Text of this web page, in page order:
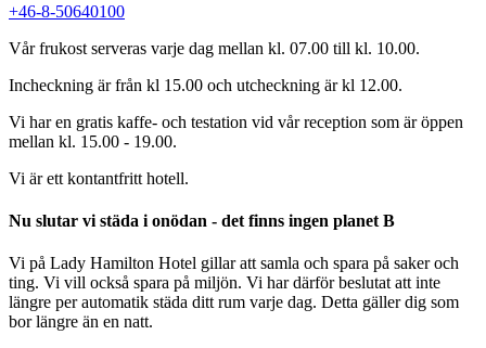
+46-8-50640100
Vår frukost serveras varje dag mellan kl. 07.00 till kl. 10.00.
Incheckning är från kl 15.00 och utcheckning är kl 12.00.
Vi har en gratis kaffe- och testation vid vår reception som är öppen
mellan kl. 15.00 - 19.00.
Vi är ett kontantfritt hotell.
Nu slutar vi städa i onödan - det finns ingen planet B
Vi på Lady Hamilton Hotel gillar att samla och spara på saker och
ting. Vi vill också spara på miljön. Vi har därför beslutat att inte
längre per automatik städa ditt rum varje dag. Detta gäller dig som
bor längre än en natt.